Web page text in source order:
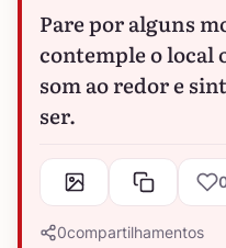
Pare por alguns
contemple o local
som ao redor e
ser.
0compartilhamentos